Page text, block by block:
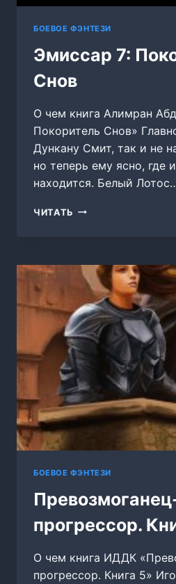
БОЕВОЕ ФЭНТЕЗИ
Эмиссар 7:
Снов
О чем книга Алимран
Покоритель Снов»
Дункану Смит, так и не
но теперь ему ясно, где
находится. Белый
ЧИТАТЬ ЭМИССАР
БОЕВОЕ ФЭНТЕЗИ
прогрессор.
О чем книга ИДДК
прогрессор. Книга 5»